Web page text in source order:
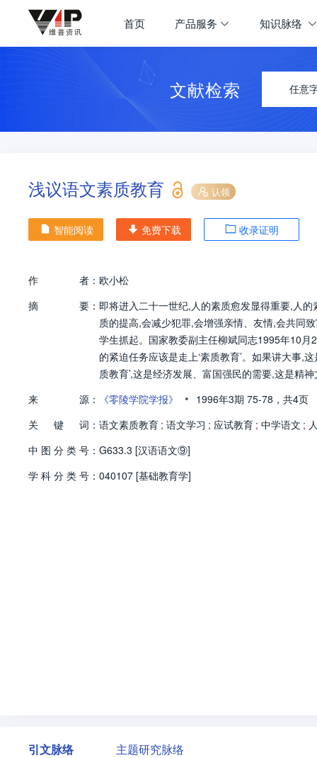
首页 产品服务 知识脉络
文献检索 任意
浅议语文素质教育 认领
智能阅读 免费下载 收录证明
作 者： 欧小松
摘
要： 即将进入二十一世纪,人的素质愈发显得重要,人
质的提高,会减少犯罪,会增强亲情、友情,会共同
学生抓起。国家教委副主任柳斌同志1995年10月
的紧迫任务应该是走上‘素质教育’。如果讲大事,
质教育’,这是经济发展、富国强民的需要,这是精
试教育”所困。
来 源： 《零陵学院学报》 • 1996年3期 75-78， 共4页
关
键 词： 语文素质教育 ; 语文学习 ; 应试教育 ; 中学语文 ;
中 图 分 类 号： G633.3 [汉语语文⑨]
学 科 分 类 号： 040107 [基础教育学]
引文脉络 主题研究脉络